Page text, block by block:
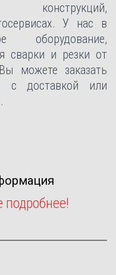
У нас в
оборудование,
сварки и резки от
можете заказать
с доставкой или
подробнее!